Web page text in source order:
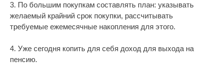
3. По большим покупкам составлять план: указывать
желаемый крайний срок покупки, рассчитывать
требуемые ежемесячные накопления для этого.
4. Уже сегодня копить для себя доход для выхода на
пенсию.